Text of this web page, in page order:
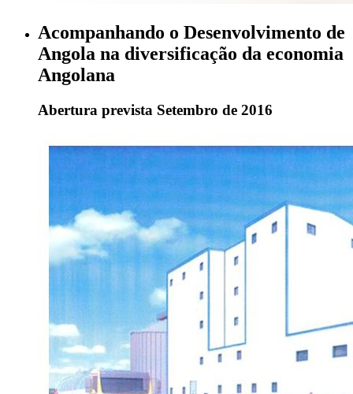
Acompanhando o Desenvolvimento de
Angola na diversificação da economia
Angolana
Abertura prevista Setembro de 2016